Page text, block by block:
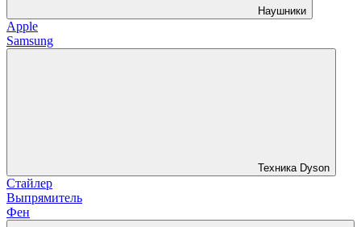
Наушники
Apple
Samsung
Техника Dyson
Стайлер
Выпрямитель
Фен